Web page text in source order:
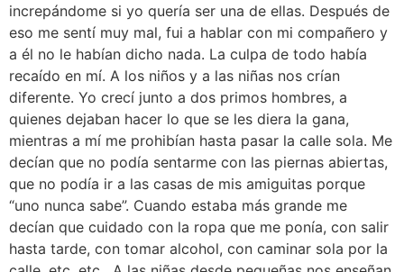
increpándome si yo quería ser una de ellas. Después de
eso me sentí muy mal, fui a hablar con mi compañero y
a él no le habían dicho nada. La culpa de todo había
recaído en mí. A los niños y a las niñas nos crían
diferente. Yo crecí junto a dos primos hombres, a
quienes dejaban hacer lo que se les diera la gana,
mientras a mí me prohibían hasta pasar la calle sola. Me
decían que no podía sentarme con las piernas abiertas,
que no podía ir a las casas de mis amiguitas porque
“uno nunca sabe”. Cuando estaba más grande me
decían que cuidado con la ropa que me ponía, con salir
hasta tarde, con tomar alcohol, con caminar sola por la